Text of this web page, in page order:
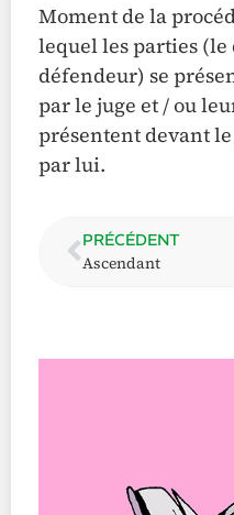
Moment de la
lequel les parties
défendeur) se
par le juge et / ou
présentent devant
par lui.
PRÉCÉDENT
Ascendant